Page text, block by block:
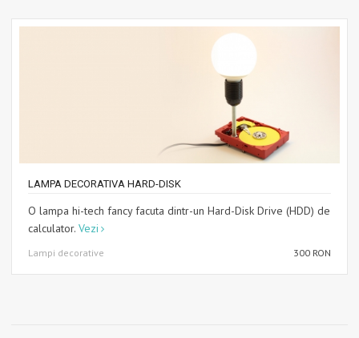
LAMPA DECORATIVA HARD-DISK
O lampa hi-tech fancy facuta dintr-un Hard-Disk Drive (HDD) de
calculator. Vezi
Lampi decorative 300 RON